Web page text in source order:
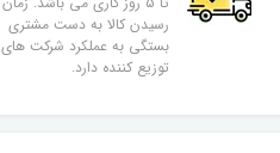
رسیدن کالا به دست مشتری
بستگی به عملکرد شرکت های
توزیع کننده دارد.